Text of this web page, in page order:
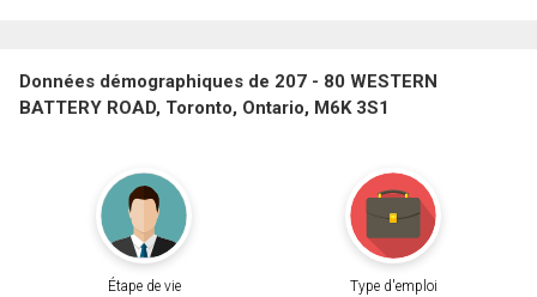
Données démographiques de 207 - 80 WESTERN
BATTERY ROAD, Toronto, Ontario, M6K 3S1
Étape de vie Type d'emploi